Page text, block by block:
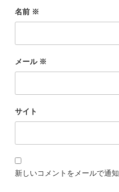
名前 ※
メール ※
サイト
新しいコメントをメールで通知